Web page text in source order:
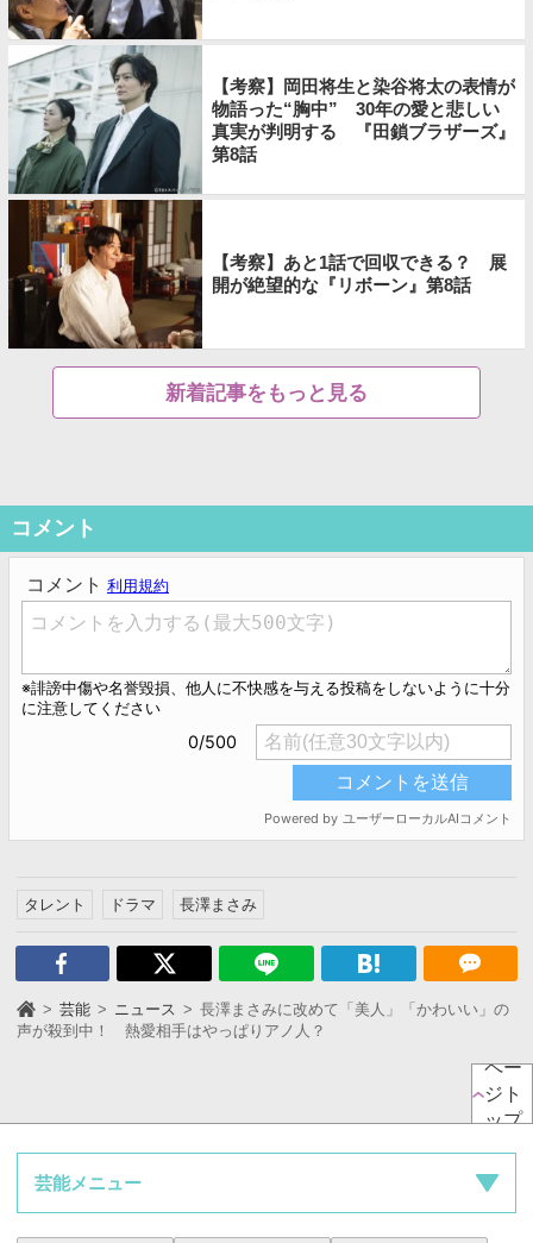
【考察】岡田将生と染谷将太の表情が
物語った“胸中” 30年の愛と悲しい
真実が判明する 『田鎖ブラザーズ』
第8話
【考察】あと1話で回収できる？ 展
開が絶望的な『リボーン』第8話
新着記事をもっと見る
コメント
タレント ドラマ 長澤まさみ
芸能 ニュース
長澤まさみに改めて「美人」「かわいい」の
声が殺到中！ 熱愛相手はやっぱりアノ人？
ペー
ジト
ップ
芸能メニュー